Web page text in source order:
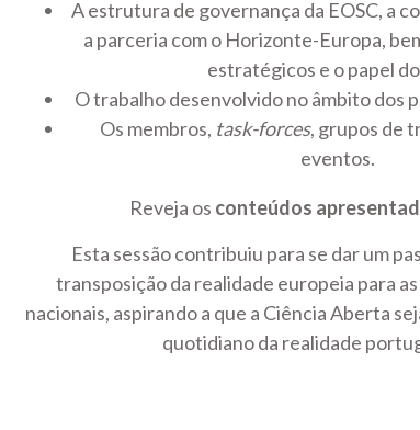
A estrutura de governança da EOSC, a
a parceria com o Horizonte-Europa,
estratégicos e o papel
O trabalho desenvolvido no âmbito dos
Os membros, task-forces, grupos de
eventos.
Reveja os conteúdos
Esta sessão contribuiu para se dar um
transposição da realidade europeia para
nacionais, aspirando a que a Ciência Aberta
quotidiano da realidade